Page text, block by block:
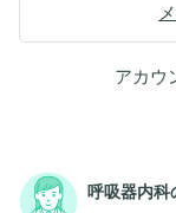
アカウ
呼吸器内科